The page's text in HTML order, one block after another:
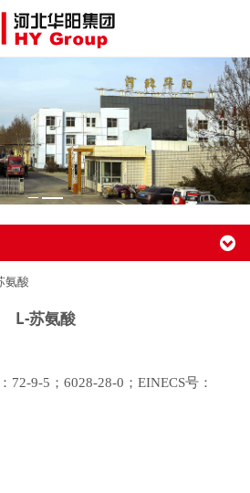
氨酸
L-苏氨酸
9-5；6028-28-0；EINECS号：